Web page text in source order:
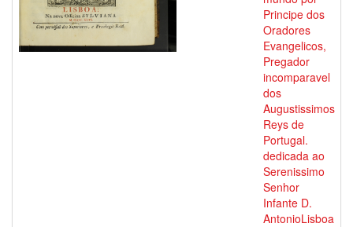
Principe dos
Oradores
Evangelicos,
Pregador
incomparavel
dos
Augustissimos
Reys de
Portugal.
dedicada ao
Serenissimo
Senhor
Infante D.
AntonioLisboa